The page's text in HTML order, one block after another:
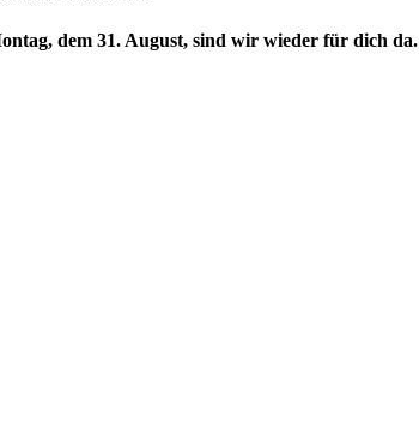
dem 31. August, sind wir wieder für dich da.